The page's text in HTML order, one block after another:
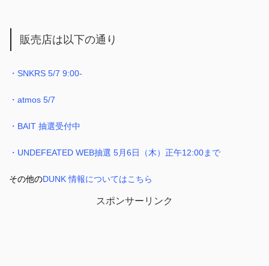
販売店は以下の通り
・SNKRS 5/7 9:00-
・atmos 5/7
・BAIT 抽選受付中
・UNDEFEATED WEB抽選 5月6日（木）正午12:00まで
その他のDUNK 情報についてはこちら
スポンサーリンク